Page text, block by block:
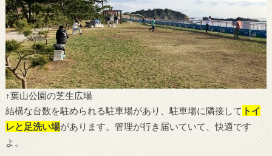
↑葉山公園の芝生広場
結構な台数を駐められる駐車場があり、駐車場に隣接して トイ
レと足洗い場があります。管理が行き届いていて、快適です
よ。